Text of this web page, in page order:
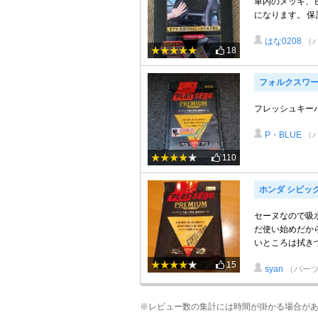
18
になります。
はな0208
110
フォルクスワ
フレッシュキ
P・BLUE
15
ホンダ シビッ
セーヌなので吸
だ使い始めだか
いところは拭き
syan （パー
※レビュー数の集計には時間が掛かる場合が